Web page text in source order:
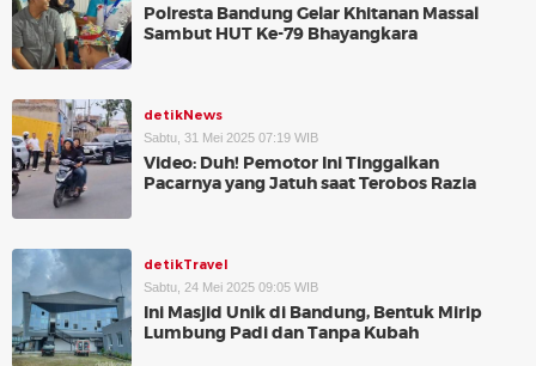
Polresta Bandung Gelar Khitanan Massal
Sambut HUT Ke-79 Bhayangkara
detikNews
Sabtu, 31 Mei 2025 07:19 WIB
Video: Duh! Pemotor Ini Tinggalkan
Pacarnya yang Jatuh saat Terobos Razia
detikTravel
Sabtu, 24 Mei 2025 09:05 WIB
Ini Masjid Unik di Bandung, Bentuk Mirip
Lumbung Padi dan Tanpa Kubah